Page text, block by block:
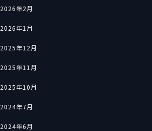
2026年2月
2026年1月
2025年12月
2025年11月
2025年10月
2024年7月
2024年6月